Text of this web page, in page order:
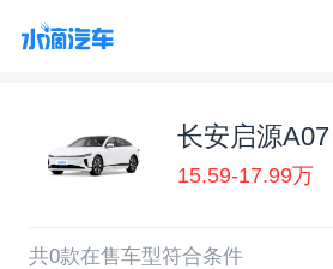
长安启源A07
15.59-17.99万
共0款在售车型符合条件